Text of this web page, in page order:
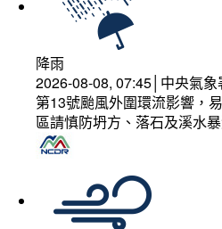
降雨
2026-08-08, 07:45│中央氣象
第13號颱風外圍環流影響，
區請慎防坍方、落石及溪水暴